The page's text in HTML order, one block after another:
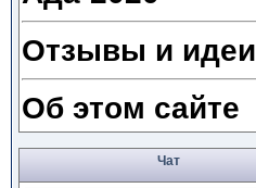
Отзывы и идеи
Об этом сайте
Чат